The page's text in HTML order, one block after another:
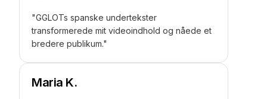
"GGLOTs spanske undertekster
transformerede mit videoindhold og nåede et
bredere publikum."
Maria K.